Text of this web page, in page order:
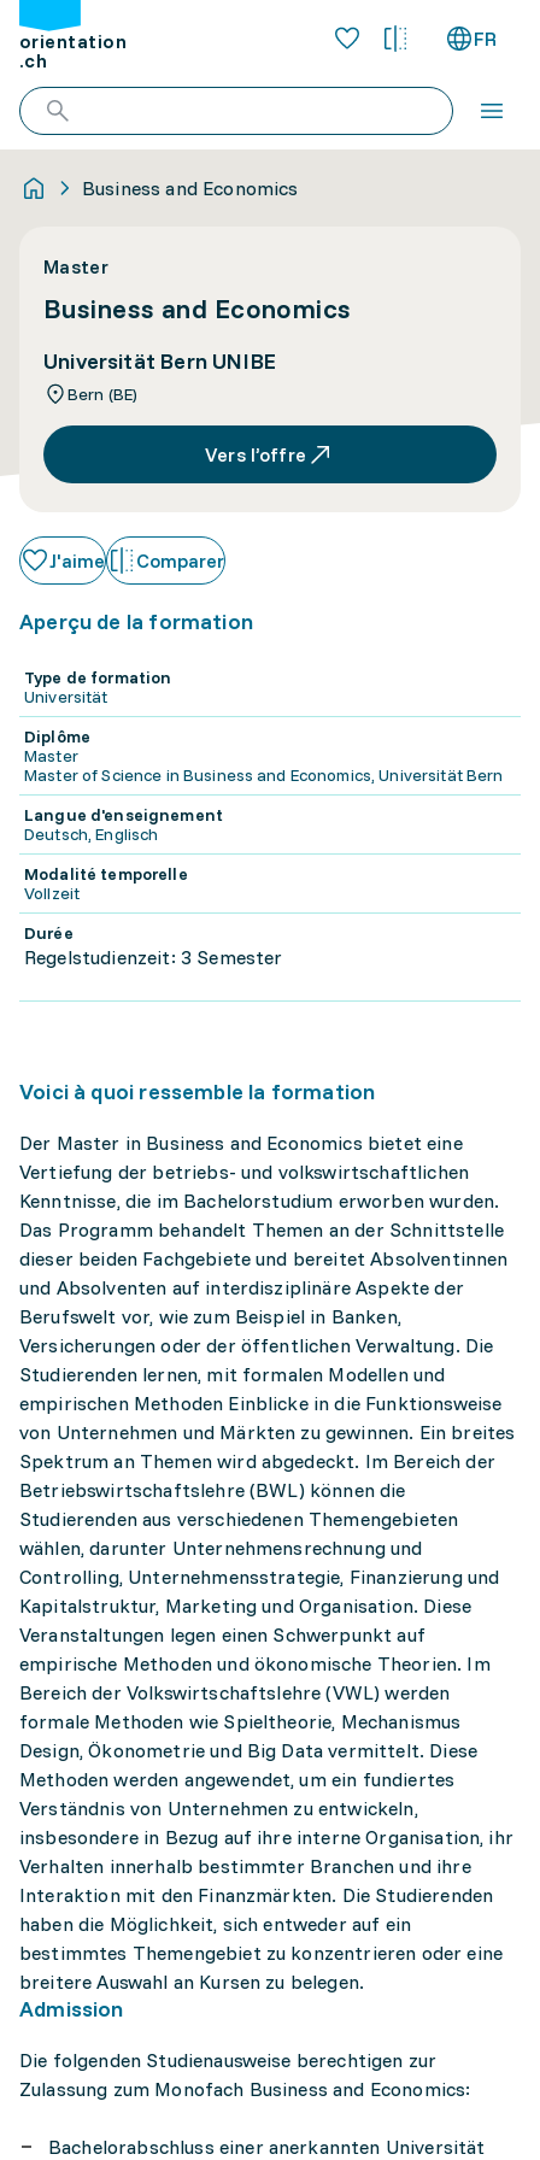
orientation
.ch
FR
Business and Economics
Master
Business and Economics
Universität Bern UNIBE
Bern (BE)
Vers l’offre
J'aime Comparer
Aperçu de la formation
Type de formation
Universität
Diplôme
Master
Master of Science in Business and Economics, Universität Bern
Langue d'enseignement
Deutsch, Englisch
Modalité temporelle
Vollzeit
Durée
Regelstudienzeit: 3 Semester
Voici à quoi ressemble la formation
Der Master in Business and Economics bietet eine
Vertiefung der betriebs- und volkswirtschaftlichen
Kenntnisse, die im Bachelorstudium erworben wurden.
Das Programm behandelt Themen an der Schnittstelle
dieser beiden Fachgebiete und bereitet Absolventinnen
und Absolventen auf interdisziplinäre Aspekte der
Berufswelt vor, wie zum Beispiel in Banken,
Versicherungen oder der öffentlichen Verwaltung. Die
Studierenden lernen, mit formalen Modellen und
empirischen Methoden Einblicke in die Funktionsweise
von Unternehmen und Märkten zu gewinnen. Ein breites
Spektrum an Themen wird abgedeckt. Im Bereich der
Betriebswirtschaftslehre (BWL) können die
Studierenden aus verschiedenen Themengebieten
wählen, darunter Unternehmensrechnung und
Controlling, Unternehmensstrategie, Finanzierung und
Kapitalstruktur, Marketing und Organisation. Diese
Veranstaltungen legen einen Schwerpunkt auf
empirische Methoden und ökonomische Theorien. Im
Bereich der Volkswirtschaftslehre (VWL) werden
formale Methoden wie Spieltheorie, Mechanismus
Design, Ökonometrie und Big Data vermittelt. Diese
Methoden werden angewendet, um ein fundiertes
Verständnis von Unternehmen zu entwickeln,
insbesondere in Bezug auf ihre interne Organisation, ihr
Verhalten innerhalb bestimmter Branchen und ihre
Interaktion mit den Finanzmärkten. Die Studierenden
haben die Möglichkeit, sich entweder auf ein
bestimmtes Themengebiet zu konzentrieren oder eine
breitere Auswahl an Kursen zu belegen.
Admission
Die folgenden Studienausweise berechtigen zur
Zulassung zum Monofach Business and Economics:
Bachelorabschluss einer anerkannten Universität